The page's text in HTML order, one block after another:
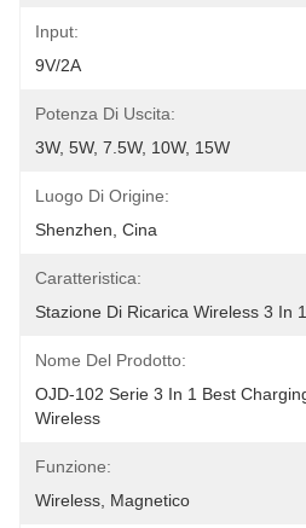
Input:
9V/2A
Potenza Di Uscita:
3W, 5W, 7.5W, 10W, 15W
Luogo Di Origine:
Shenzhen, Cina
Caratteristica:
Stazione Di Ricarica Wireless 3 In 1
Nome Del Prodotto:
OJD-102 Serie 3 In 1 Best
Wireless
Funzione:
Wireless, Magnetico